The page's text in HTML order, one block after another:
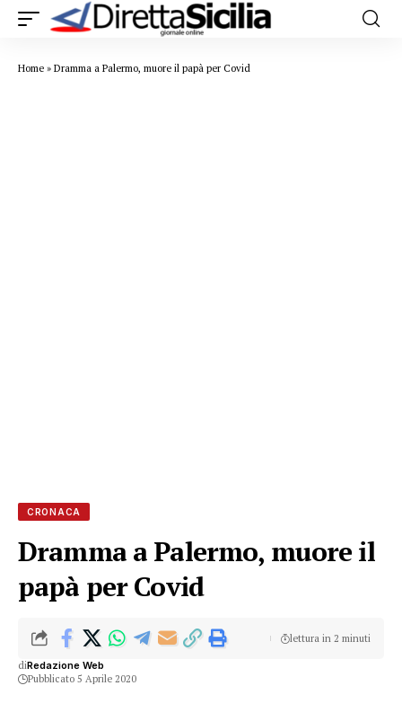
Home » Dramma a Palermo, muore il papà per Covid
CRONACA
Dramma a Palermo, muore il
papà per Covid
diRedazione Web
Pubblicato 5 Aprile 2020
lettura in 2 minuti